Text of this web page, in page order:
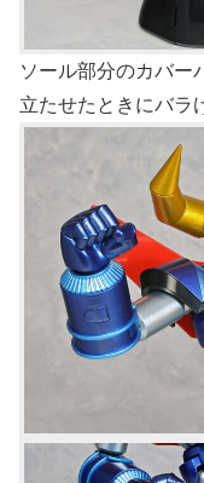
ソール部分のカバー
立たせたときにバラ